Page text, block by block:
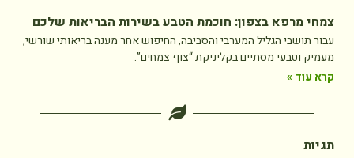
צמחי מרפא בצפון: חוכמת הטבע בשירות הבריאות שלכם
עבור תושבי הגליל המערבי והסביבה, החיפוש אחר מענה בריאותי שורשי,
מעמיק וטבעי מסתיים בקליניקת “צוף צמחים”.
קרא עוד »
תגיות